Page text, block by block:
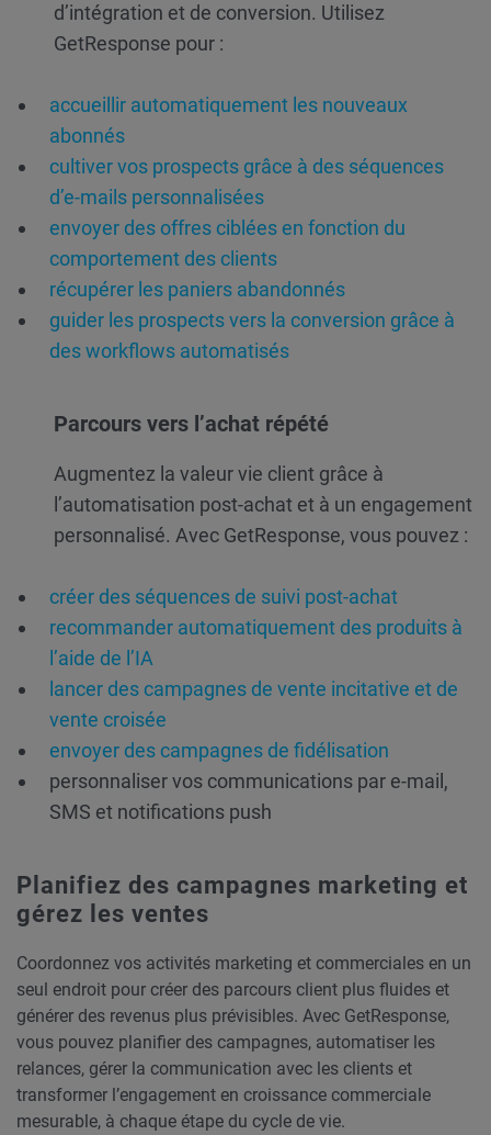
d’intégration et de conversion. Utilisez
GetResponse pour :
accueillir automatiquement les nouveaux
abonnés
cultiver vos prospects grâce à des séquences
d’e-mails personnalisées
envoyer des offres ciblées en fonction du
comportement des clients
récupérer les paniers abandonnés
guider les prospects vers la conversion grâce à
des workflows automatisés
Parcours vers l’achat répété
Augmentez la valeur vie client grâce à
l’automatisation post-achat et à un engagement
personnalisé. Avec GetResponse, vous pouvez :
créer des séquences de suivi post-achat
recommander automatiquement des produits à
l’aide de l’IA
lancer des campagnes de vente incitative et de
vente croisée
envoyer des campagnes de fidélisation
personnaliser vos communications par e-mail,
SMS et notifications push
Planifiez des campagnes marketing et
gérez les ventes
Coordonnez vos activités marketing et commerciales en un
seul endroit pour créer des parcours client plus fluides et
générer des revenus plus prévisibles. Avec GetResponse,
vous pouvez planifier des campagnes, automatiser les
relances, gérer la communication avec les clients et
transformer l’engagement en croissance commerciale
mesurable, à chaque étape du cycle de vie.